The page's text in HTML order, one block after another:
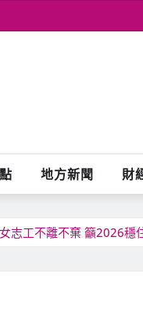
地方新聞 財
志工不離不棄 籲2026穩